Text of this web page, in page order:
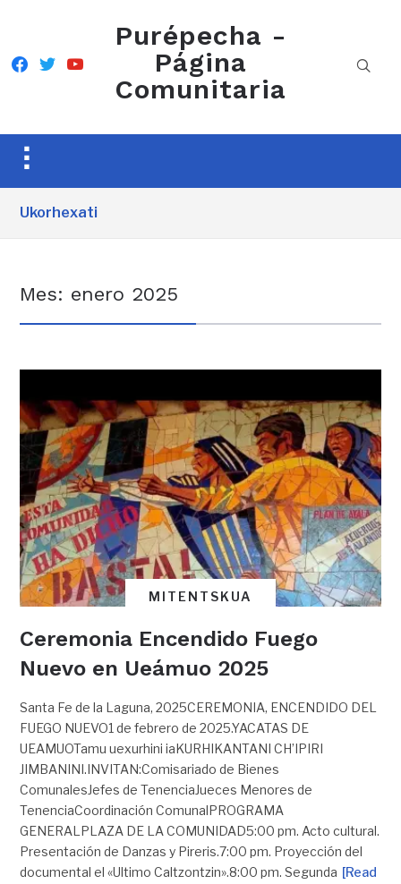
facebook
twitteryoutube
Purépecha -
Página
Comunitaria
Toggle
&
Ukorhexati
Mes: enero 2025
MITENTSKUA
Ceremonia Encendido Fuego
Nuevo en Ueámuo 2025
Santa Fe de la Laguna, 2025CEREMONIA, ENCENDIDO DEL
FUEGO NUEVO1 de febrero de 2025.YACATAS DE
UEAMUOTamu uexurhini iaKURHIKANTANI CH’IPIRI
JIMBANINI.INVITAN:Comisariado de Bienes
ComunalesJefes de TenenciaJueces Menores de
TenenciaCoordinación ComunalPROGRAMA
GENERALPLAZA DE LA COMUNIDAD5:00 pm. Acto cultural.
Presentación de Danzas y Pireris.7:00 pm. Proyección del
documental el «Ultimo Caltzontzin».8:00 pm. Segunda [Read